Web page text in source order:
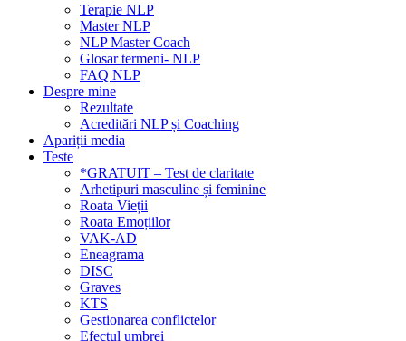
Terapie NLP
Master NLP
NLP Master Coach
Glosar termeni- NLP
FAQ NLP
Despre mine
Rezultate
Acreditări NLP și Coaching
Apariții media
Teste
*GRATUIT – Test de claritate
Arhetipuri masculine și feminine
Roata Vieții
Roata Emoțiilor
VAK-AD
Eneagrama
DISC
Graves
KTS
Gestionarea conflictelor
Efectul umbrei